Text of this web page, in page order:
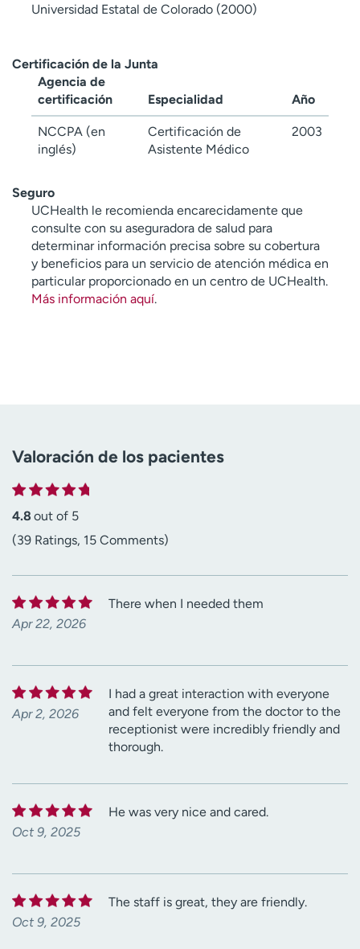
Universidad Estatal de Colorado (2000)
Certificación de la Junta
Agencia de
certificación
Especialidad Año
NCCPA (en
inglés)
Certificación de
Asistente Médico
2003
Seguro
UCHealth le recomienda encarecidamente que
consulte con su aseguradora de salud para
determinar información precisa sobre su cobertura
y beneficios para un servicio de atención médica en
particular proporcionado en un centro de UCHealth.
Más información aquí.
Valoración de los pacientes
4.8 out of 5
(39 Ratings, 15 Comments)
Apr 22, 2026
There when I needed them
Apr 2, 2026
I had a great interaction with everyone
and felt everyone from the doctor to the
receptionist were incredibly friendly and
thorough.
Oct 9, 2025
He was very nice and cared.
Oct 9, 2025
The staff is great, they are friendly.